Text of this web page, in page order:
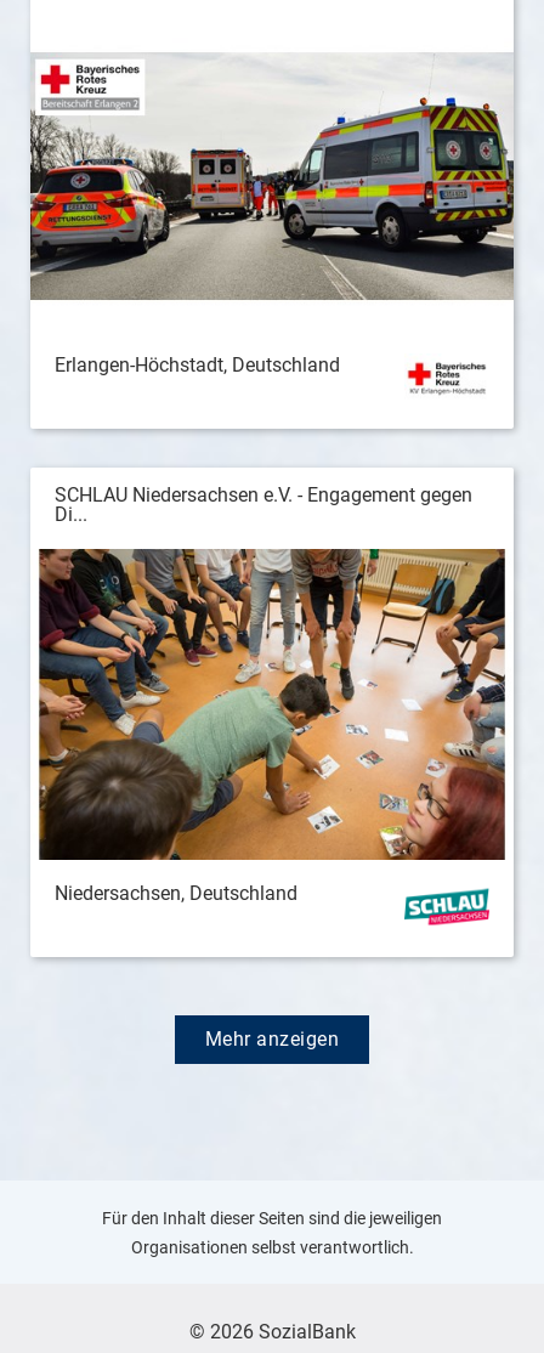
Erlangen-Höchstadt, Deutschland
SCHLAU Niedersachsen e.V. - Engagement gegen
Di...
Niedersachsen, Deutschland
Mehr anzeigen
Für den Inhalt dieser Seiten sind die jeweiligen
Organisationen selbst verantwortlich.
© 2026 SozialBank